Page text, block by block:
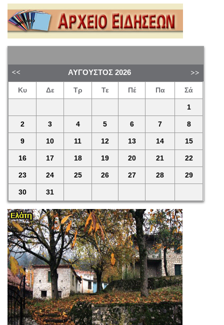
ΑΎΓΟΥΣΤΟΣ 2026
Κυ Δε Τρ Τε Πέ Πα Σά
1
2 3 4 5 6 7 8
9 10 11 12 13 14 15
16 17 18 19 20 21 22
23 24 25 26 27 28 29
30 31